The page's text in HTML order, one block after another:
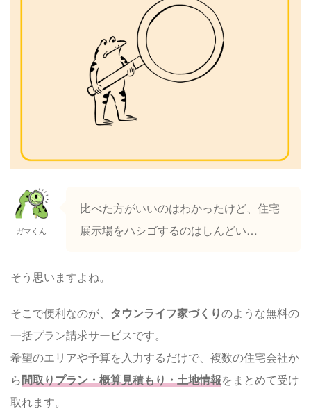
ガマくん
比べた方がいいのはわかったけど、住宅
展示場をハシゴするのはしんどい…
そう思いますよね。
そこで便利なのが、 タウンライフ家づくりのような無料の
一括プラン請求サービスです。
希望のエリアや予算を入力するだけで、複数の住宅会社か
ら間取りプラン・概算見積もり・土地情報をまとめて受け
取れます。